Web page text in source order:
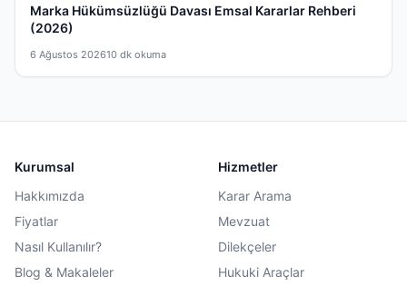
Marka Hükümsüzlüğü Davası Emsal Kararlar Rehberi
(2026)
6 Ağustos 202610 dk okuma
Kurumsal
Hakkımızda
Fiyatlar
Nasıl Kullanılır?
Blog & Makaleler
Hizmetler
Karar Arama
Mevzuat
Dilekçeler
Hukuki Araçlar